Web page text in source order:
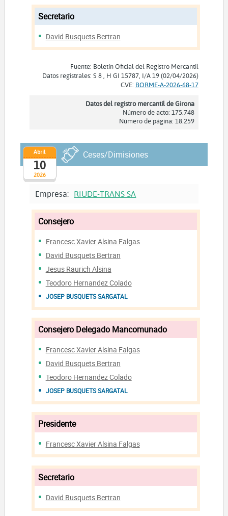
Secretario
David Busquets Bertran
Fuente: Boletín Oficial del Registro Mercantil
Datos registrales: S 8 , H GI 15787, I/A 19 (02/04/2026)
CVE: BORME-A-2026-68-17
Datos del registro mercantil de Girona
Número de acto: 175.748
Número de página: 18.259
2026
Abril
10
Ceses/Dimisiones
Empresa: RIUDE-TRANS SA
Consejero
Francesc Xavier Alsina Falgas
David Busquets Bertran
Jesus Raurich Alsina
Teodoro Hernandez Colado
JOSEP BUSQUETS SARGATAL
Consejero Delegado Mancomunado
Francesc Xavier Alsina Falgas
David Busquets Bertran
Teodoro Hernandez Colado
JOSEP BUSQUETS SARGATAL
Presidente
Francesc Xavier Alsina Falgas
Secretario
David Busquets Bertran